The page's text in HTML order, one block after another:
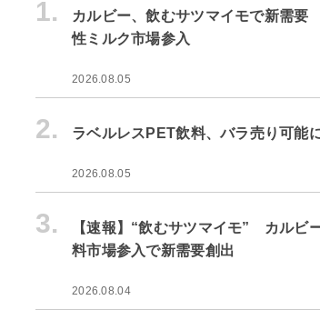
1.
カルビー、飲むサツマイモで新需
性ミルク市場参入
2026.08.05
2. ラベルレスPET飲料、バラ売り可能
2026.08.05
3.
【速報】“飲むサツマイモ” カルビ
料市場参入で新需要創出
2026.08.04